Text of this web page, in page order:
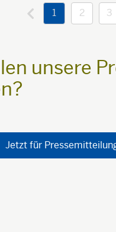
1 2 3
unsere
Jetzt für